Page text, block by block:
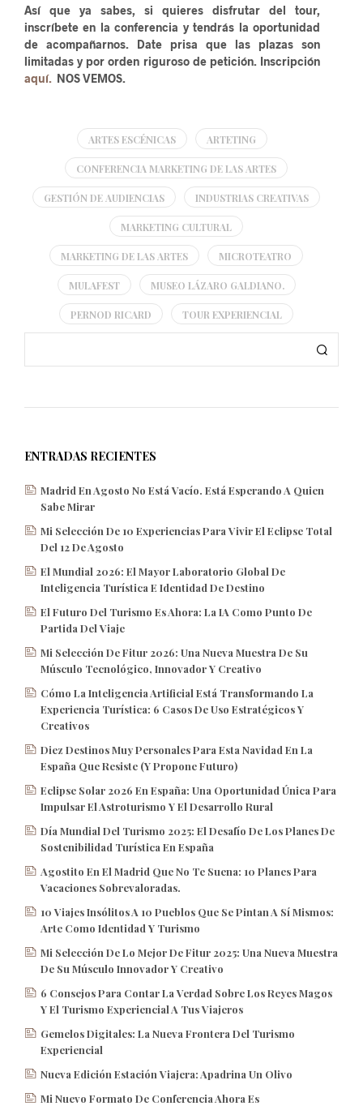
Así que ya sabes, si quieres disfrutar del tour,
inscríbete en la conferencia y tendrás la oportunidad
de acompañarnos. Date prisa que las plazas son
limitadas y por orden riguroso de petición. Inscripción
aquí. NOS VEMOS.
ARTES ESCÉNICAS ARTETING
CONFERENCIA MARKETING DE LAS ARTES
GESTIÓN DE AUDIENCIAS INDUSTRIAS CREATIVAS
MARKETING CULTURAL
MARKETING DE LAS ARTES MICROTEATRO
MULAFEST MUSEO LÁZARO GALDIANO.
PERNOD RICARD TOUR EXPERIENCIAL
ENTRADAS RECIENTES
Madrid En Agosto No Está Vacío. Está Esperando A Quien
Sabe Mirar
Mi Selección De 10 Experiencias Para Vivir El Eclipse Total
Del 12 De Agosto
El Mundial 2026: El Mayor Laboratorio Global De
Inteligencia Turística E Identidad De Destino
El Futuro Del Turismo Es Ahora: La IA Como Punto De
Partida Del Viaje
Mi Selección De Fitur 2026: Una Nueva Muestra De Su
Músculo Tecnológico, Innovador Y Creativo
Cómo La Inteligencia Artificial Está Transformando La
Experiencia Turística: 6 Casos De Uso Estratégicos Y
Creativos
Diez Destinos Muy Personales Para Esta Navidad En La
España Que Resiste (y Propone Futuro)
Eclipse Solar 2026 En España: Una Oportunidad Única Para
Impulsar El Astroturismo Y El Desarrollo Rural
Día Mundial Del Turismo 2025: El Desafío De Los Planes De
Sostenibilidad Turística En España
Agostito En El Madrid Que No Te Suena: 10 Planes Para
Vacaciones Sobrevaloradas.
10 Viajes Insólitos A 10 Pueblos Que Se Pintan A Sí Mismos:
Arte Como Identidad Y Turismo
Mi Selección De Lo Mejor De Fitur 2025: Una Nueva Muestra
De Su Músculo Innovador Y Creativo
6 Consejos Para Contar La Verdad Sobre Los Reyes Magos
Y El Turismo Experiencial A Tus Viajeros
Gemelos Digitales: La Nueva Frontera Del Turismo
Experiencial
Nueva Edición Estación Viajera: Apadrina Un Olivo
Mi Nuevo Formato De Conferencia Ahora Es